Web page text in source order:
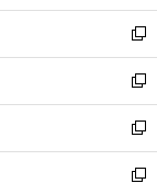
開
く
ウ
で
開
く
ン
ド
ウ
で
開
く
ウ
ィ
ン
ド
ウ
で
開
く
し
い
ウ
ィ
ン
ド
ウ
で
新
し
い
ウ
ィ
ン
ド
新
し
い
ウ
ィ
新
し
い
新